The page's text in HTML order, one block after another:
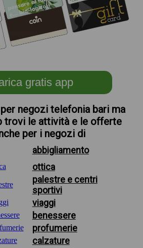
gratis app
negozi telefonia bari ma
trovi le attività e le offerte
per i negozi di
abbigliamento
ottica
palestre e centri
sportivi
viaggi
benessere
profumerie
calzature